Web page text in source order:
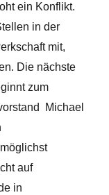
ein Konflikt.
in der
mit,
Die nächste
zum
Michael
auf
in